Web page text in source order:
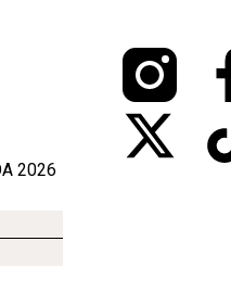
2026